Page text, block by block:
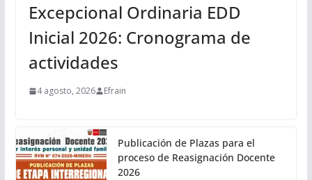
Excepcional Ordinaria EDD
Inicial 2026: Cronograma de
actividades
4 agosto, 2026 Efrain
Publicación de Plazas para el
proceso de Reasignación Docente
2026